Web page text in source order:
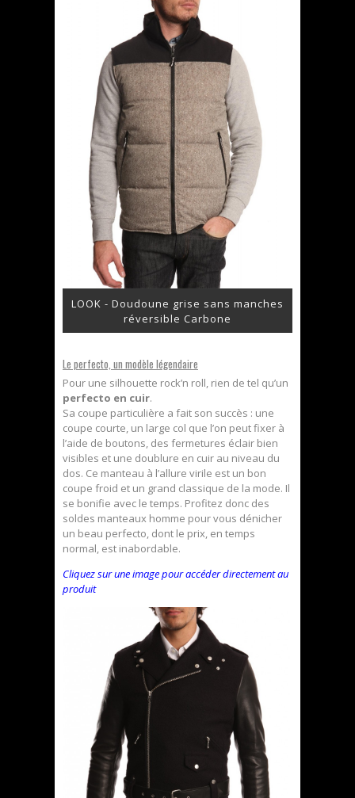
LOOK - Doudoune grise sans manches
réversible Carbone
Le perfecto, un modèle légendaire
Pour une silhouette rock’n roll, rien de tel qu’un
perfecto en cuir.
Sa coupe particulière a fait son succès : une
coupe courte, un large col que l’on peut fixer à
l’aide de boutons, des fermetures éclair bien
visibles et une doublure en cuir au niveau du
dos. Ce manteau à l’allure virile est un bon
coupe froid et un grand classique de la mode. Il
se bonifie avec le temps. Profitez donc des
soldes manteaux homme pour vous dénicher
un beau perfecto, dont le prix, en temps
normal, est inabordable.
Cliquez sur une image pour accéder directement au
produit